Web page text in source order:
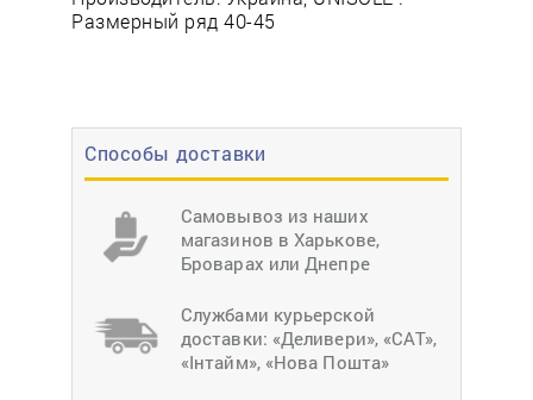
Способы доставки
Самовывоз из наших
магазинов в Харькове,
Броварах или Днепре
Службами курьерской
доставки: «Деливери», «САТ»,
«Інтайм», «Нова Пошта»
Размерный ряд 40-45